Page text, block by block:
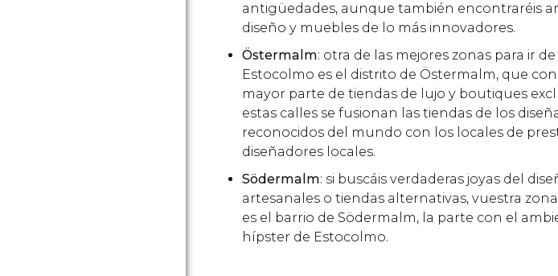
antigüedades, aunque también encontraréis
diseño y muebles de lo más innovadores.
Östermalm: otra de las mejores zonas para ir
Estocolmo es el distrito de Östermalm, que
mayor parte de tiendas de lujo y boutiques
estas calles se fusionan las tiendas de los
reconocidos del mundo con los locales de
diseñadores locales.
Södermalm: si buscáis verdaderas joyas del
artesanales o tiendas alternativas, vuestra
es el barrio de Södermalm, la parte con el
hípster de Estocolmo.